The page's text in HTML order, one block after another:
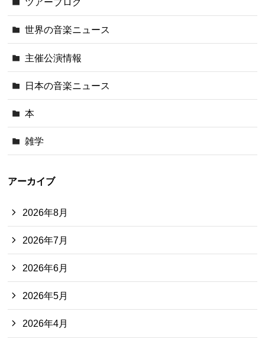
世界の音楽ニュース
主催公演情報
日本の音楽ニュース
本
雑学
アーカイブ
2026年8月
2026年7月
2026年6月
2026年5月
2026年4月